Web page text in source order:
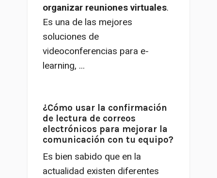
organizar reuniones virtuales.
Es una de las mejores
soluciones de
videoconferencias para e-
learning, ...
¿Cómo usar la confirmación
de lectura de correos
electrónicos para mejorar la
comunicación con tu equipo?
Es bien sabido que en la
actualidad existen diferentes